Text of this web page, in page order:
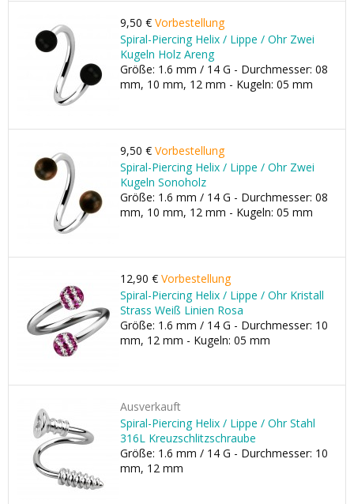
9,50 € Vorbestellung
Spiral-Piercing Helix / Lippe / Ohr Zwei
Kugeln Holz Areng
Größe: 1.6 mm / 14 G - Durchmesser: 08
mm, 10 mm, 12 mm - Kugeln: 05 mm
9,50 € Vorbestellung
Spiral-Piercing Helix / Lippe / Ohr Zwei
Kugeln Sonoholz
Größe: 1.6 mm / 14 G - Durchmesser: 08
mm, 10 mm, 12 mm - Kugeln: 05 mm
12,90 € Vorbestellung
Spiral-Piercing Helix / Lippe / Ohr Kristall
Strass Weiß Linien Rosa
Größe: 1.6 mm / 14 G - Durchmesser: 10
mm, 12 mm - Kugeln: 05 mm
Ausverkauft
Spiral-Piercing Helix / Lippe / Ohr Stahl
316L Kreuzschlitzschraube
Größe: 1.6 mm / 14 G - Durchmesser: 10
mm, 12 mm